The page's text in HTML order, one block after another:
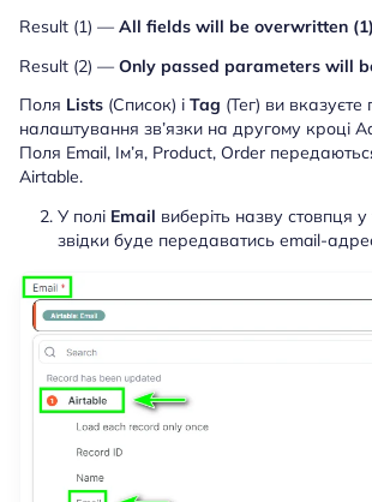
Result (1) — All fields will be overwritten (1)
Result (2) — Only passed parameters will
Поля Lists (Список) і Tag (Тег) ви вказуєте
налаштування зв’язки на другому кроці
Поля Email, Ім’я, Product, Order
Airtable.
У полі Email виберіть назву стовпця
звідки буде передаватись email-